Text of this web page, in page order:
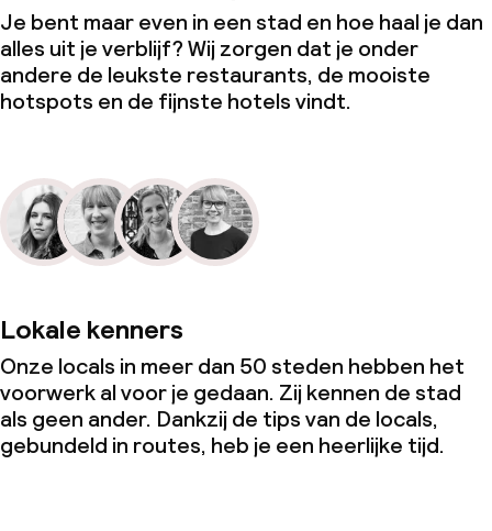
Je bent maar even in een stad en hoe haal je dan
alles uit je verblijf? Wij zorgen dat je onder
andere de leukste restaurants, de mooiste
hotspots en de fijnste hotels vindt.
Lokale kenners
Onze locals in meer dan 50 steden hebben het
voorwerk al voor je gedaan. Zij kennen de stad
als geen ander. Dankzij de tips van de locals,
gebundeld in routes, heb je een heerlijke tijd.